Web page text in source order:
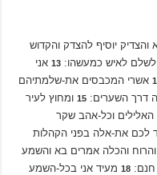
יוסיף להצדק והקדוש
לשלם לאיש כמעשהו:13 אני
אשרי המכבסים את-שלמתיהם
דרך השערים:15 ומחוץ לעיר
האלילים וכל-אהב שקר
לכם את-אלה בפני הקהלות
והרוח והכלה אמרים בא והשמע
חנם:18 מעיד אני בכל-השמע